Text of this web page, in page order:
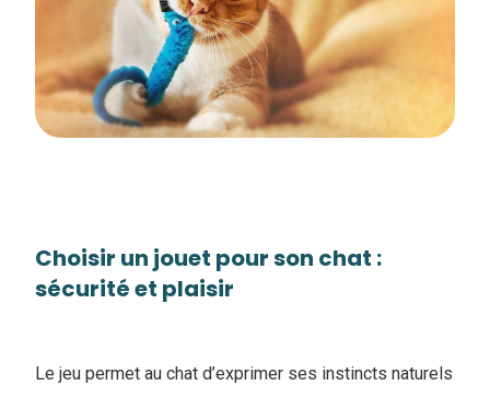
Choisir un jouet pour son chat :
sécurité et plaisir
Le jeu permet au chat d’exprimer ses instincts naturels